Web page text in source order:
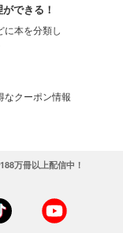
できる！
に本を分類し
なクーポン情報
万冊以上配信中！